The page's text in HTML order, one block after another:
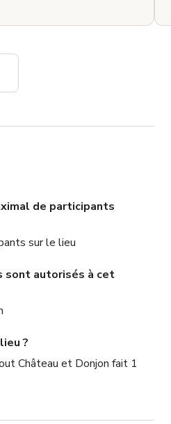
de participants
sur le lieu
sont autorisés à cet
?
Château et Donjon fait 1